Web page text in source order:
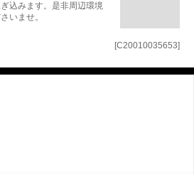
[C20010035653]
込みます。是非周辺環境
いませ。